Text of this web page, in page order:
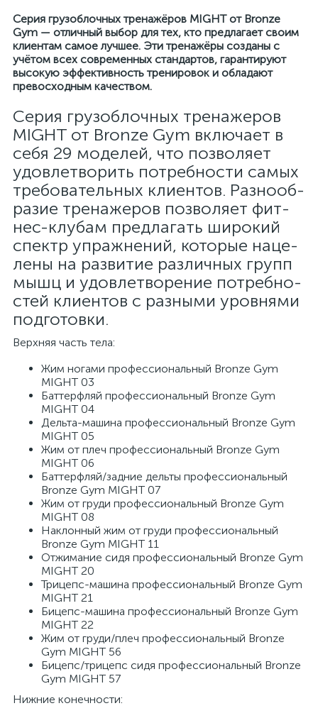
Cерия грузоблочных тренажёров MIGHT от Bronze
Gym — отличный выбор для тех, кто предлагает своим
клиентам самое лучшее. Эти тренажёры созданы с
учётом всех современных стандартов, гарантируют
высокую эффективность тренировок и обладают
превосходным качеством.
Се­рия гру­зоб­лоч­ных тре­на­же­ров
MIGHT от Bronze Gym вклю­ча­ет в
себя 29 мо­де­лей, что поз­во­ля­ет
удо­вле­тво­рить по­треб­но­сти са­мых
тре­бо­ва­тель­ных кли­ен­тов. Раз­но­об­
ра­зие тре­на­же­ров поз­во­ля­ет фит­
нес-клу­бам пред­ла­гать ши­ро­кий
спектр упраж­не­ний, ко­то­рые на­це­
ле­ны на раз­ви­тие раз­лич­ных групп
мышц и удо­вле­тво­ре­ние по­треб­но­
стей кли­ен­тов с раз­ны­ми уров­ня­ми
под­го­тов­ки.
Верхняя часть тела:
Жим но­га­ми про­фес­си­о­наль­ный Bronze Gym
MIGHT 03
Бат­тер­фляй про­фес­си­о­наль­ный Bronze Gym
MIGHT 04
Дель­та-ма­ши­на про­фес­си­о­наль­ный Bronze Gym
MIGHT 05
Жим от плеч про­фес­си­о­наль­ный Bronze Gym
MIGHT 06
Бат­тер­фляй/​зад­ние дель­ты про­фес­си­о­наль­ный
Bronze Gym MIGHT 07
Жим от гру­ди про­фес­си­о­наль­ный Bronze Gym
MIGHT 08
На­клон­ный жим от гру­ди про­фес­си­о­наль­ный
Bronze Gym MIGHT 11
От­жи­ма­ние сидя про­фес­си­о­наль­ный Bronze Gym
MIGHT 20
Три­цепс-ма­ши­на про­фес­си­о­наль­ный Bronze Gym
MIGHT 21
Би­цепс-ма­ши­на про­фес­си­о­наль­ный Bronze Gym
MIGHT 22
Жим от гру­ди/​плеч про­фес­си­о­наль­ный Bronze
Gym MIGHT 56
Би­цепс/​три­цепс сидя про­фес­си­о­наль­ный Bronze
Gym MIGHT 57
Нижние конечности: